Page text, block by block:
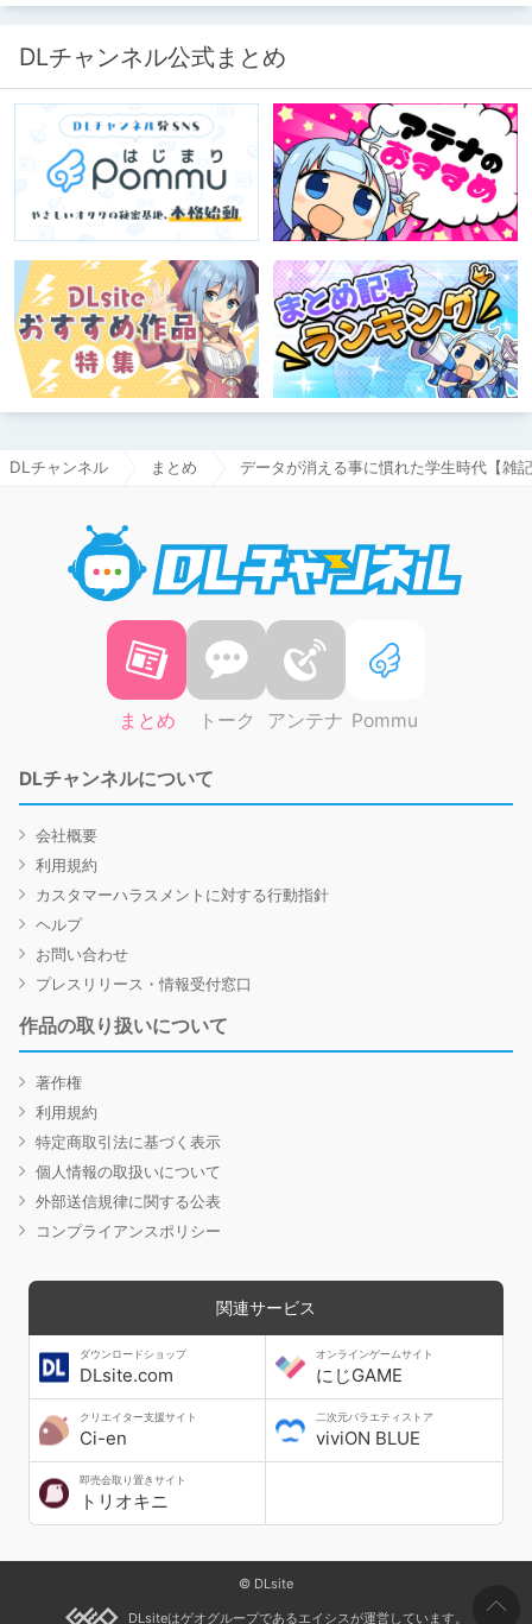
DLチャンネル公式まとめ
DLチャンネル まとめ データが消える事に慣れた学生時代【雑
まとめ トーク アンテナ Pommu
DLチャンネルについて
会社概要
利用規約
カスタマーハラスメントに対する行動指針
ヘルプ
お問い合わせ
プレスリリース・情報受付窓口
作品の取り扱いについて
著作権
利用規約
特定商取引法に基づく表示
個人情報の取扱いについて
外部送信規律に関する公表
コンプライアンスポリシー
関連サービス
ダウンロードショップ
DLsite.com
オンラインゲームサイト
にじGAME
クリエイター支援サイト
Ci-en
二次元バラエティストア
viviON BLUE
即売会取り置きサイト
トリオキニ
© DLsite
DLsiteはゲオグループであるエイシスが運営しています。